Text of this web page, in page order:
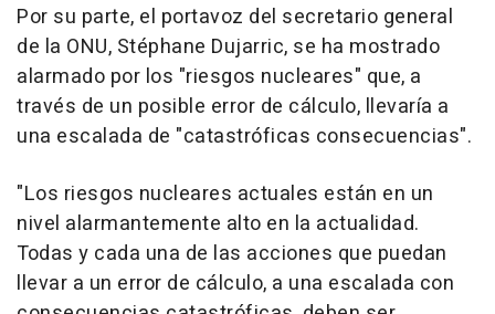
Por su parte, el portavoz del secretario general
de la ONU, Stéphane Dujarric, se ha mostrado
alarmado por los "riesgos nucleares" que, a
través de un posible error de cálculo, llevaría a
una escalada de "catastróficas consecuencias".
"Los riesgos nucleares actuales están en un
nivel alarmantemente alto en la actualidad.
Todas y cada una de las acciones que puedan
llevar a un error de cálculo, a una escalada con